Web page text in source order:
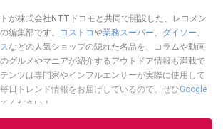
が株式会社NTTドコモと共同で開設した、レコメン
編集部です。
コストコや業務スーパー、 ダイソー、
などの人気ショップの隠れた名品を、コラムや動画
グルメやマニアが紹介するアウトドア情報も満載で
ンツは専門家やインフルエンサーが実際に使用して
日トレンド情報をお届けしているので、ぜひGoogle
ください！